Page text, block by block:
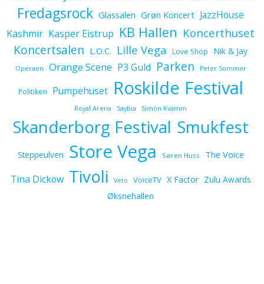
Fredagsrock Glassalen Grøn Koncert JazzHouse
Kashmir Kasper Eistrup KB Hallen Koncerthuset
Koncertsalen L.O.C. Lille Vega Love Shop Nik & Jay
Operaen Orange Scene P3 Guld Parken Peter Sommer
Politiken Pumpehuset Roskilde Festival
Royal Arena Saybia Simon Kvamm
Skanderborg Festival Smukfest
Steppeulven Store Vega Søren Huss The Voice
Tina Dickow Tivoli Veto VoiceTV X Factor Zulu Awards
Øksnehallen